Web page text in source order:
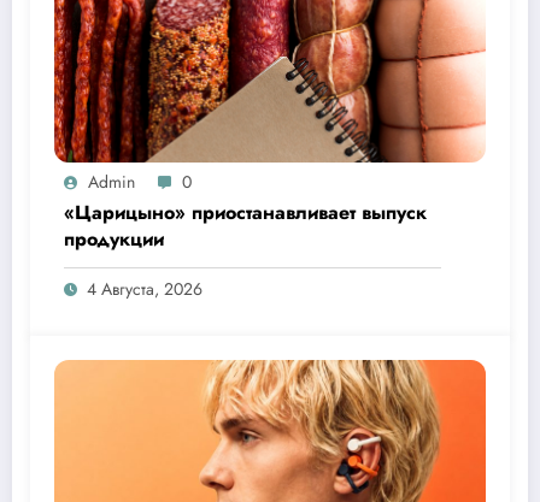
Admin 0
«Царицыно» приостанавливает выпуск
продукции
4 Августа, 2026